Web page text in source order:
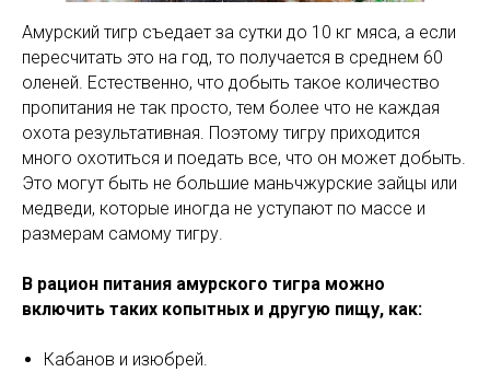
Амурский тигр съедает за сутки до 10 кг мяса, а если
пересчитать это на год, то получается в среднем 60
оленей. Естественно, что добыть такое количество
пропитания не так просто, тем более что не каждая
охота результативная. Поэтому тигру приходится
много охотиться и поедать все, что он может добыть.
Это могут быть не большие маньчжурские зайцы или
медведи, которые иногда не уступают по массе и
размерам самому тигру.
В рацион питания амурского тигра можно
включить таких копытных и другую пищу, как:
Кабанов и изюбрей.